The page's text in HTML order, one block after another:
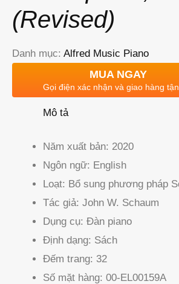
(Revised)
Danh mục: Alfred Music Piano
MUA NGAY
Gọi điện xác nhận và giao hàng
Mô tả
Năm xuất bản: 2020
Ngôn ngữ: English
Loạt: Bổ sung phương pháp
Tác giả: John W. Schaum
Dụng cụ: Đàn piano
Định dạng: Sách
Đếm trang: 32
Số mặt hàng: 00-EL00159A